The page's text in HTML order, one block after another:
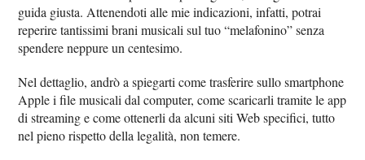
guida giusta. Attenendoti alle mie indicazioni, infatti, potrai
reperire tantissimi brani musicali sul tuo “melafonino” senza
spendere neppure un centesimo.
Nel dettaglio, andrò a spiegarti come trasferire sullo smartphone
Apple i file musicali dal computer, come scaricarli tramite le app
di streaming e come ottenerli da alcuni siti Web specifici, tutto
nel pieno rispetto della legalità, non temere.